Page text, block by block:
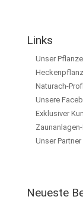
Links
Unser
Naturach-
Unsere
Exklusiver
Unser
Neueste